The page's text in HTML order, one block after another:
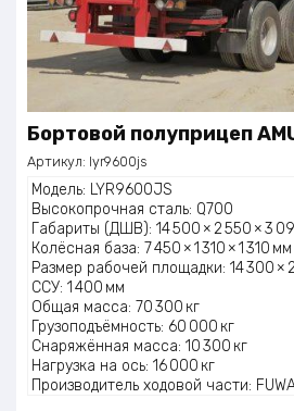
Бортовой полуприцеп
Артикул: lyr9600js
Модель: LYR9600JS
Высокопрочная сталь: Q700
Габариты (ДШВ): 14 500 × 2 550 × 3
Колёсная база: 7 450 × 1 310 × 1 310 мм
Размер рабочей площадки: 14 300 ×
ССУ: 1 400 мм
Общая масса: 70 300 кг
Грузоподъёмность: 60 000 кг
Снаряжённая масса: 10 300 кг
Нагрузка на ось: 16 000 кг
Производитель ходовой части: